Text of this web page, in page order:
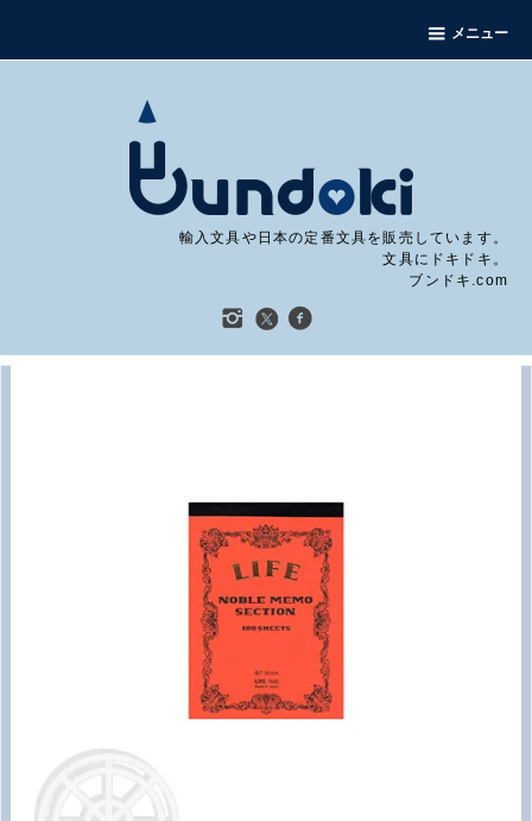
メニュー
輸入文具や日本の定番文具を販売しています。
文具にドキドキ。
ブンドキ.com